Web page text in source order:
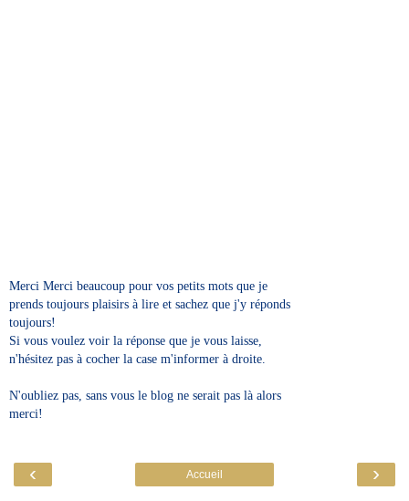
Merci Merci beaucoup pour vos petits mots que je
prends toujours plaisirs à lire et sachez que j'y réponds
toujours!
Si vous voulez voir la réponse que je vous laisse,
n'hésitez pas à cocher la case m'informer à droite.
N'oubliez pas, sans vous le blog ne serait pas là alors
merci!
‹ ›
Accueil